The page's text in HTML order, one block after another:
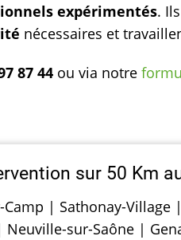
expérimentés.
nécessaires et
87 44 ou via notre
sur 50 Km
Camp | Sathonay-
sur-Saône |